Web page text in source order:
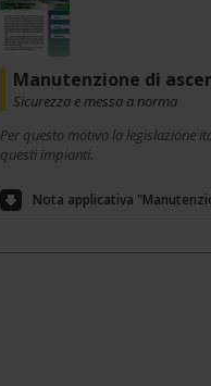
Manutenzione di
Sicurezza e messa a norma
Per questo motivo la legislazione
questi impianti.
Nota applicativa